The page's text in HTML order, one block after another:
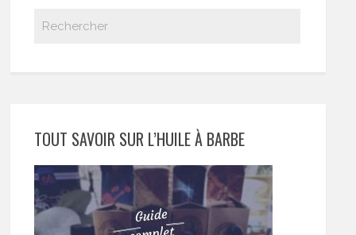
TOUT SAVOIR SUR L’HUILE À BARBE